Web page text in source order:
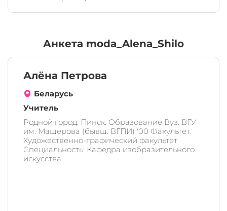
Анкета moda_Alena_Shilo
Алёна Петрова
Беларусь
Учитель
Родной город: Пинск. Образование Вуз: ВГУ
им. Машерова (бывш. ВГПИ) '00 Факультет:
Художественно-графический факультет
Специальность: Кафедра изобразительного
искусства